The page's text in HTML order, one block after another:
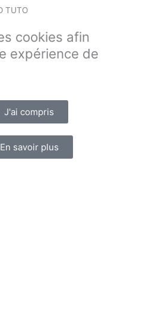
TUTO
cookies afin
expérience de
J'ai compris
En savoir plus